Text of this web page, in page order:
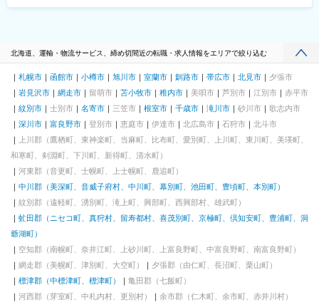
北海道、運輸・物流サービス、締め切間近の転職・求人情報をエリアで絞り込む
札幌市 函館市 小樽市 旭川市 室蘭市 釧路市 帯広市 北見市
夕張市
岩見沢市
網走市 留萌市 苫小牧市 稚内市 美唄市 芦別市 江別市
赤平市
紋別市
士別市 名寄市 三笠市 根室市 千歳市 滝川市 砂川市
歌志内市
深川市
富良野市 登別市 恵庭市 伊達市 北広島市 石狩市
北斗市
上川郡（鷹栖町、東神楽町、当麻町、比布町、愛別町、上川町、東川町、美瑛町、
和寒町、剣淵町、下川町、新得町、清水町）
河東郡（音更町、士幌町、上士幌町、鹿追町）
中川郡（美深町、音威子府村、中川町、幕別町、池田町、豊頃町、本別町）
紋別郡（遠軽町、湧別町、滝上町、興部町、西興部村、雄武町）
虻田郡（ニセコ町、真狩村、留寿都村、喜茂別町、京極町、倶知安町、豊浦町、洞
爺湖町）
空知郡（南幌町、奈井江町、上砂川町、上富良野町、中富良野町、南富良野町）
網走郡（美幌町、津別町、大空町）
夕張郡（由仁町、長沼町、栗山町）
標津郡（中標津町、標津町）
亀田郡（七飯町）
河西郡（芽室町、中札内村、更別村）
余市郡（仁木町、余市町、赤井川村）